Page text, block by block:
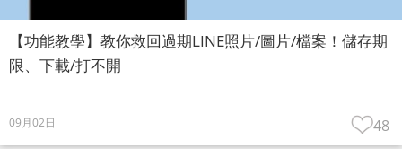
【功能教學】教你救回過期LINE照片/圖片/檔案！儲存期
限、下載/打不開
09月02日 48